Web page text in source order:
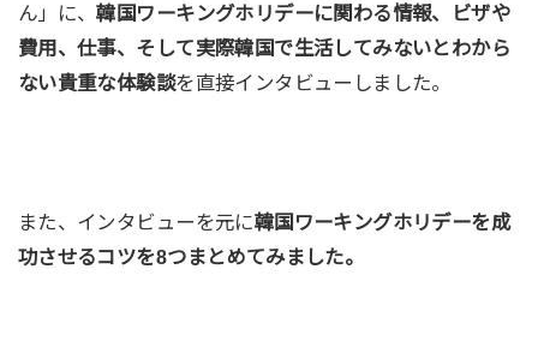
ん」に、韓国ワーキングホリデーに関わる情報、ビザや
費用、仕事、そして実際韓国で生活してみないとわから
ない貴重な体験談を直接インタビューしました。
また、インタビューを元に韓国ワーキングホリデーを成
功させるコツを8つまとめてみました。